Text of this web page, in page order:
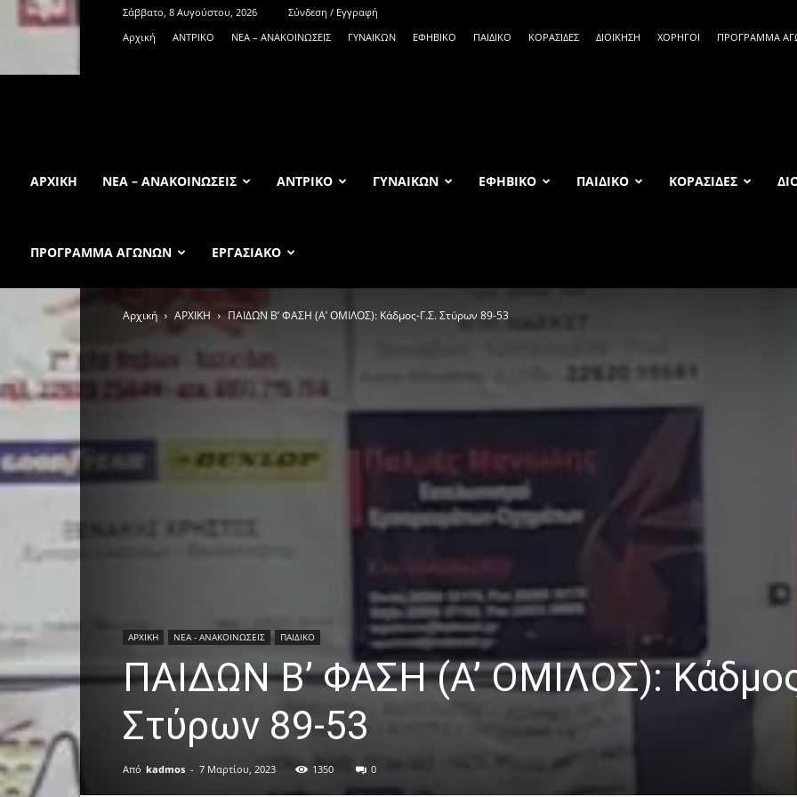
Σάββατο, 8 Αυγούστου, 2026
Σύνδεση / Εγγραφή
Αρχική
ΑΝTΡΙΚΟ ΝΕΑ – ΑΝΑΚΟΙΝΩΣΕΙΣ ΓΥΝΑΙΚΩΝ ΕΦΗΒΙΚΟ ΠΑΙΔΙΚΟ ΚΟΡΑΣΙΔΕΣ ΔΙΟΙΚΗΣΗ ΧΟΡΗΓΟΙ ΠΡΟΓΡΑΜΜΑ
ΑΡΧΙΚΉ ΝΕΑ – ΑΝΑΚΟΙΝΩΣΕΙΣ ΑΝTΡΙΚΟ ΓΥΝΑΙΚΩΝ ΕΦΗΒΙΚΟ ΠΑΙΔΙΚΟ ΚΟΡΑΣΙΔΕΣ
ΠΡΟΓΡΑΜΜΑ ΑΓΩΝΩΝ ΕΡΓΑΣΙΑΚΟ
Αρχική ΑΡΧΙΚΗ ΠΑΙΔΩΝ Β’ ΦΑΣΗ (Α’ ΟΜΙΛΟΣ): Κάδμος-Γ.Σ. Στύρων 89-53
ΑΡΧΙΚΗ ΝΕΑ - ΑΝΑΚΟΙΝΩΣΕΙΣ ΠΑΙΔΙΚΟ
ΠΑΙΔΩΝ Β’ ΦΑΣΗ (Α’ ΟΜΙΛΟΣ):
Στύρων 89-53
Από kadmos - 7 Μαρτίου, 2023 1350 0